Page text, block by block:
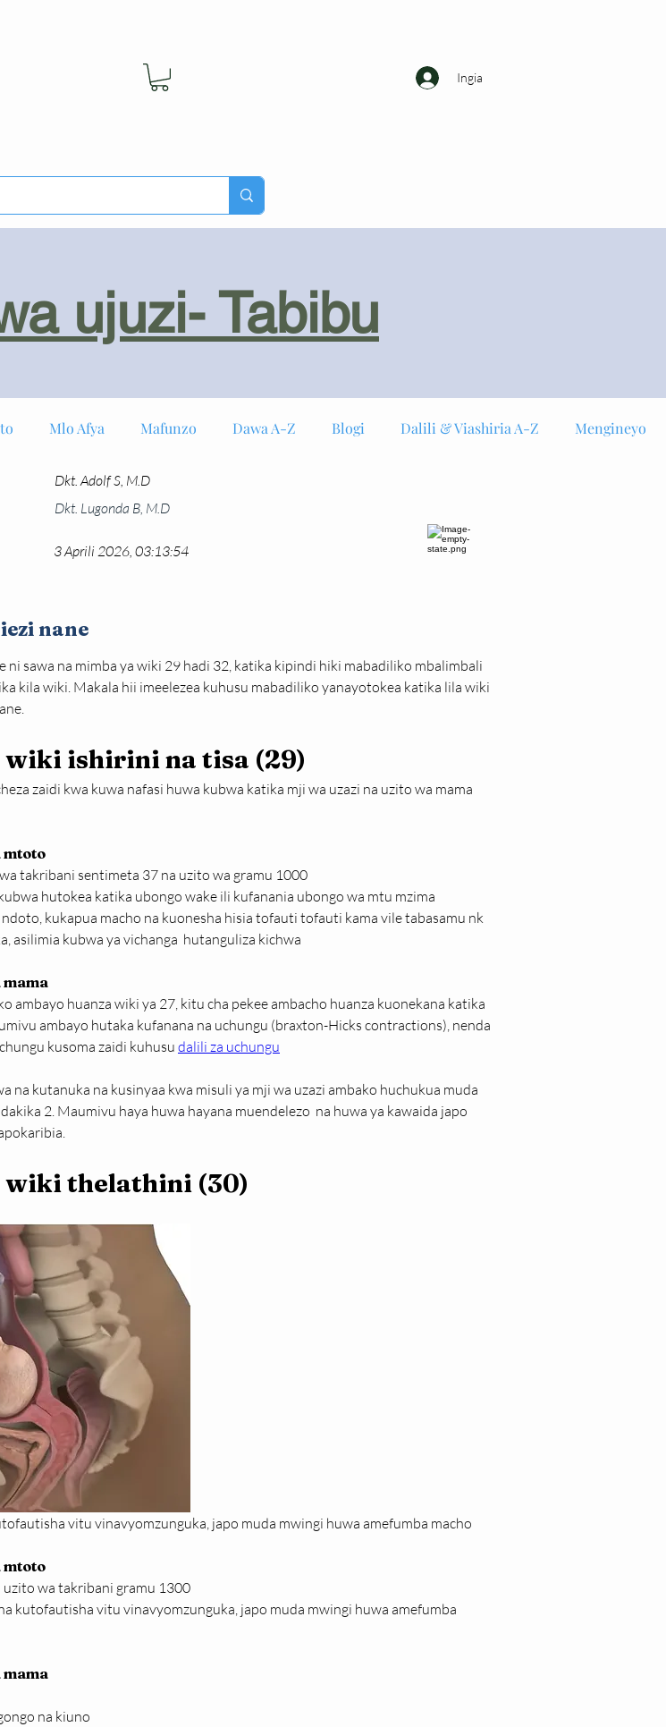
Ingia
ujuzi- Tabibu
Mlo Afya Mafunzo Dawa A-Z Blogi Dalili & Viashiria A-Z Mengineyo
Dkt. Adolf S, M.D
Dkt. Lugonda B, M.D
3 Aprili 2026, 03:13:54
nane
ni sawa na mimba ya wiki 29 hadi 32, katika kipindi hiki mabadiliko mbalimbali
kila wiki. Makala hii imeelezea kuhusu mabadiliko yanayotokea katika lila wiki
wiki ishirini na tisa (29)
zaidi kwa kuwa nafasi huwa kubwa katika mji wa uzazi na uzito wa mama
mtoto
takribani sentimeta 37 na uzito wa gramu 1000
hutokea katika ubongo wake ili kufanania ubongo wa mtu mzima
kukapua macho na kuonesha hisia tofauti tofauti kama vile tabasamu nk
asilimia kubwa ya vichanga  hutanguliza kichwa
mama
ambayo huanza wiki ya 27, kitu cha pekee ambacho huanza kuonekana katika
ambayo hutaka kufanana na uchungu (braxton-Hicks contractions), nenda
kusoma zaidi kuhusu dalili za uchungu
na kutanuka na kusinyaa kwa misuli ya mji wa uzazi ambako huchukua muda
2. Maumivu haya huwa hayana muendelezo  na huwa ya kawaida japo
wiki thelathini (30)
vitu vinavyomzunguka, japo muda mwingi huwa amefumba macho
mtoto
wa takribani gramu 1300
kutofautisha vitu vinavyomzunguka, japo muda mwingi huwa amefumba
mama
na kiuno